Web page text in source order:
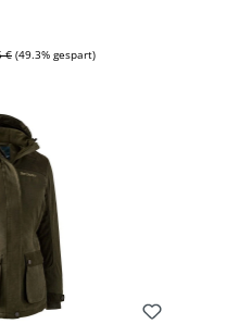
Preis:
€ (49.3% gespart)